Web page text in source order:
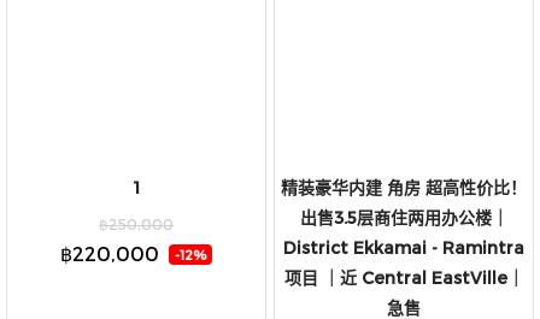
1
฿250,000
฿220,000 -12%
精装豪华内建 角房 超高性价比！
出售3.5层商住两用办公楼｜
District Ekkamai - Ramintra
项目 ｜近 Central EastVille｜
急售